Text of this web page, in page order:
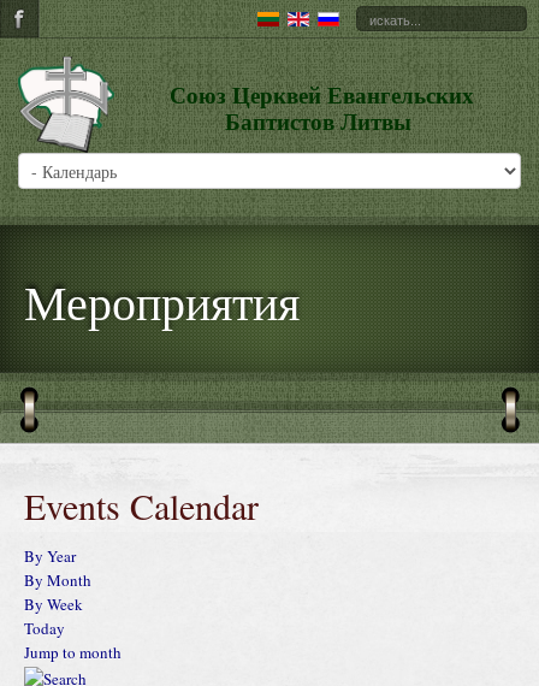
Союз Церквей Евангельских
Баптистов Литвы
Мероприятия
Events Calendar
By Year
By Month
By Week
Today
Jump to month